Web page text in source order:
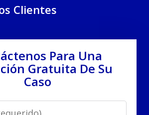
Clientes
Para Una
Gratuita De Su
Caso